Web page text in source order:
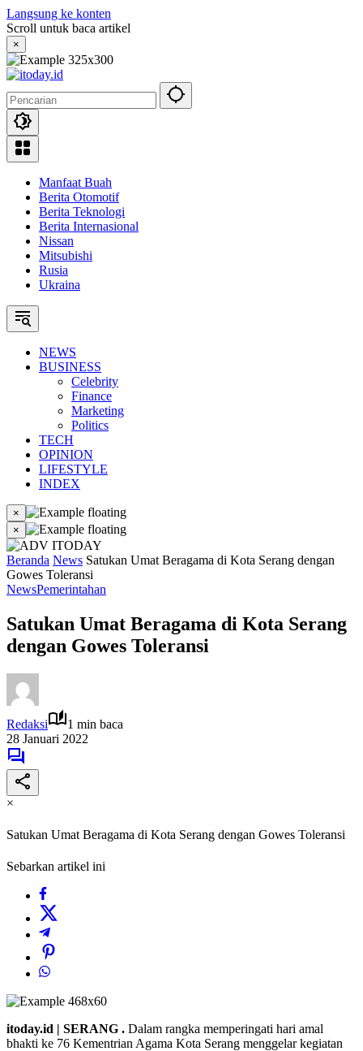
Langsung ke konten
Scroll untuk baca artikel
×
Manfaat Buah
Berita Otomotif
Berita Teknologi
Berita Internasional
Nissan
Mitsubishi
Rusia
Ukraina
NEWS
BUSINESS
Celebrity
Finance
Marketing
Politics
TECH
OPINION
LIFESTYLE
INDEX
×
×
Beranda News Satukan Umat Beragama di Kota Serang dengan
Gowes Toleransi
NewsPemerintahan
Satukan Umat Beragama di Kota Serang
dengan Gowes Toleransi
Redaksi
1 min baca
28 Januari 2022
×
Satukan Umat Beragama di Kota Serang dengan Gowes Toleransi
Sebarkan artikel ini
itoday.id | SERANG . Dalam rangka memperingati hari amal
bhakti ke 76 Kementrian Agama Kota Serang menggelar kegiatan